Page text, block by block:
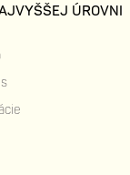
ÚROVNI